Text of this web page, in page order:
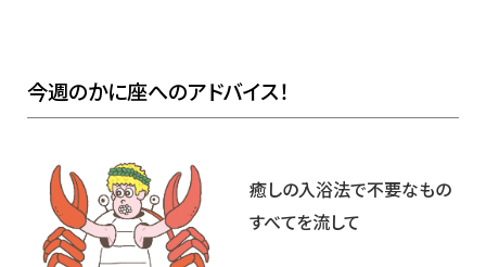
今週のかに座へのアドバイス！
癒しの入浴法で不要なもの
すべてを流して